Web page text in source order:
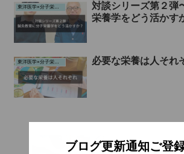
ブログ更新通知ご登
東洋医学×分子栄養学
対談シリーズ第２弾
栄養学をどう活かす
東洋医学×分子栄養学 必要な栄養は人それ